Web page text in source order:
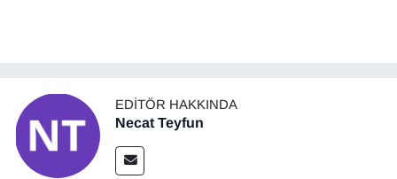
EDITÖR HAKKINDA
Necat Teyfun
MEDYA
ONE EKONOMİ